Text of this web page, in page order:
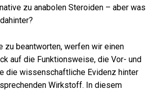
zu anabolen Steroiden – aber was
zu beantworten, werfen wir einen
auf die Funktionsweise, die Vor- und
die wissenschaftliche Evidenz hinter
Wirkstoff. In diesem